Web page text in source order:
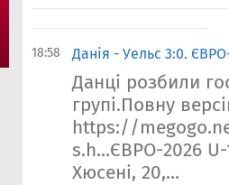
18:58 Данія - Уельс 3:0.
Данці розбили
групі.Повну
https://
s.h...ЄВРО-2026 U-
Хюсені, 20,...